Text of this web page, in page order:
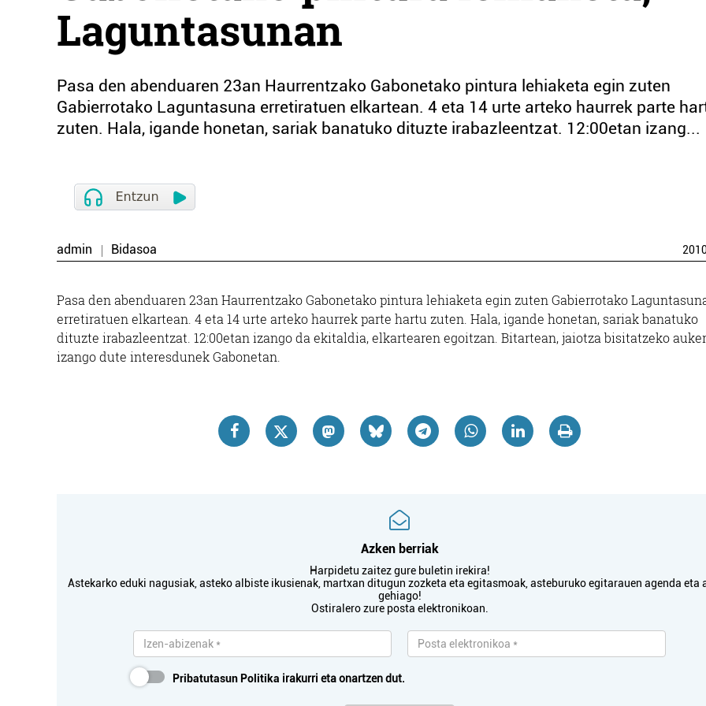
Laguntasunan
Pasa den abenduaren 23an Haurrentzako Gabonetako pintura lehiaketa egin zuten
Gabierrotako Laguntasuna erretiratuen elkartean. 4 eta 14 urte arteko haurrek parte
zuten. Hala, igande honetan, sariak banatuko dituzte irabazleentzat. 12:00etan izang...
admin Bidasoa
Pasa den abenduaren 23an Haurrentzako Gabonetako pintura lehiaketa egin zuten Gabierrotako
erretiratuen elkartean. 4 eta 14 urte arteko haurrek parte hartu zuten. Hala, igande honetan, sariak banatuko
dituzte irabazleentzat. 12:00etan izango da ekitaldia, elkartearen egoitzan. Bitartean, jaiotza bisitatzeko
izango dute interesdunek Gabonetan.
Azken berriak
Harpidetu zaitez gure buletin irekira!
Astekarko eduki nagusiak, asteko albiste ikusienak, martxan ditugun zozketa eta egitasmoak, asteburuko egitarauen agenda eta
gehiago!
Ostiralero zure posta elektronikoan.
Pribatutasun Politika irakurri eta onartzen dut.